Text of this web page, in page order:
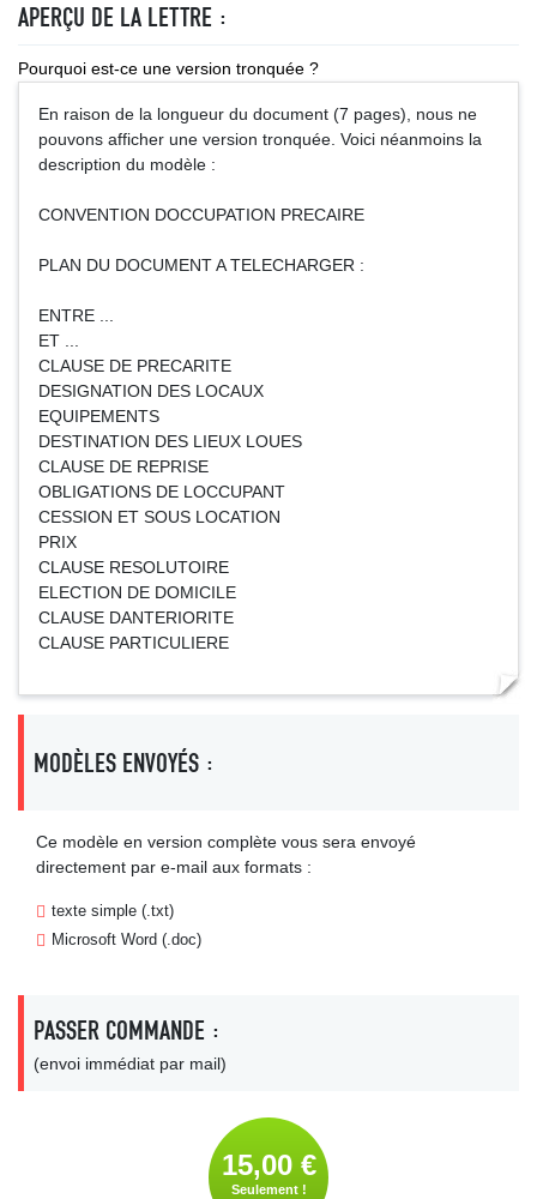
APERÇU DE LA LETTRE :
Pourquoi est-ce une version tronquée ?
En raison de la longueur du document (7 pages), nous ne
pouvons afficher une version tronquée. Voici néanmoins la
description du modèle :
CONVENTION DOCCUPATION PRECAIRE
PLAN DU DOCUMENT A TELECHARGER :
ENTRE ...
ET ...
CLAUSE DE PRECARITE
DESIGNATION DES LOCAUX
EQUIPEMENTS
DESTINATION DES LIEUX LOUES
CLAUSE DE REPRISE
OBLIGATIONS DE LOCCUPANT
CESSION ET SOUS LOCATION
PRIX
CLAUSE RESOLUTOIRE
ELECTION DE DOMICILE
CLAUSE DANTERIORITE
CLAUSE PARTICULIERE
MODÈLES ENVOYÉS :
Ce modèle en version complète vous sera envoyé
directement par e-mail aux formats :
texte simple (.txt)
Microsoft Word (.doc)
PASSER COMMANDE :
(envoi immédiat par mail)
15,00 €
Seulement !